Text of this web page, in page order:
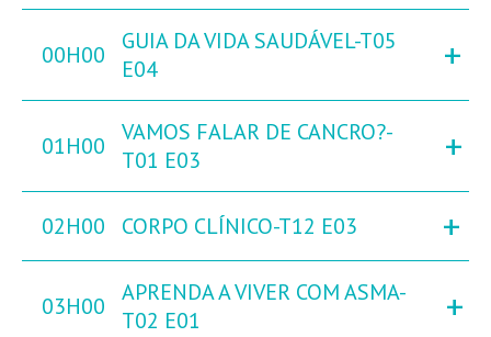
00H00
GUIA DA VIDA SAUDÁVEL-T05
E04
+
01H00
VAMOS FALAR DE CANCRO?-
T01 E03
+
02H00 CORPO CLÍNICO-T12 E03 +
03H00
APRENDA A VIVER COM ASMA-
T02 E01
+